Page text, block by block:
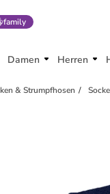
family
Damen Herren
& Strumpfhosen